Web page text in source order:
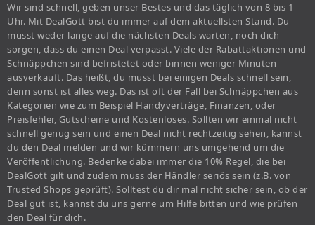
Wir sind schnell, geben unser Bestes und das täglich von 8 bis 1
Uhr. Mit DealGott bist du immer auf dem aktuellsten Stand. Du
musst weder lange auf die nächsten Deals warten, noch dich
sorgen, dass du einen Deal verpasst. Viele der Rabattaktionen und
Schnäppchen sind befristetet oder binnen weniger Minuten
ausverkauft. Das heißt, du musst bei einigen Deals schnell sein,
denn sonst ist alles weg. Das ist oft der Fall bei Schnäppchen aus
Kategorien wie zum Beispiel Handyverträge, Finanzen, oder
Preisfehler, Gutscheine und Kostenloses. Sollten wir einmal nicht
schnell genug sein und einen Deal nicht rechtzeitig sehen, kannst
du den Deal melden und wir kümmern uns umgehend um die
Veröffentlichung. Bedenke dabei immer die 10% Regel, die bei
DealGott gilt und zudem muss der Händler seriös sein (z.B. von
Trusted Shops geprüft). Solltest du dir mal nicht sicher sein, ob der
Deal gut ist, kannst du uns gerne um Hilfe bitten und wie prüfen
den Deal für dich.